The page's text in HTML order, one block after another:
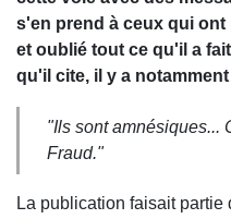
s'en prend à ceux qui
et oublié tout ce qu'il a
qu'il cite, il y a
"Ils sont amnésiques...
Fraud."
La publication faisait